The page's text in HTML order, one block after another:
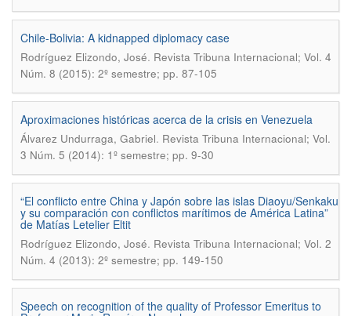
Chile-Bolivia: A kidnapped diplomacy case
Rodríguez Elizondo, José. Revista Tribuna Internacional; Vol. 4
Núm. 8 (2015): 2º semestre; pp. 87-105
Aproximaciones históricas acerca de la crisis en Venezuela
Álvarez Undurraga, Gabriel. Revista Tribuna Internacional; Vol.
3 Núm. 5 (2014): 1º semestre; pp. 9-30
“El conflicto entre China y Japón sobre las islas Diaoyu/Senkaku
y su comparación con conflictos marítimos de América Latina”
de Matías Letelier Eltit
Rodríguez Elizondo, José. Revista Tribuna Internacional; Vol. 2
Núm. 4 (2013): 2º semestre; pp. 149-150
Speech on recognition of the quality of Professor Emeritus to